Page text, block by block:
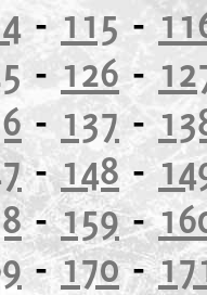
- 115 -
- 126 -
- 137 -
-148-
-159-
-170-